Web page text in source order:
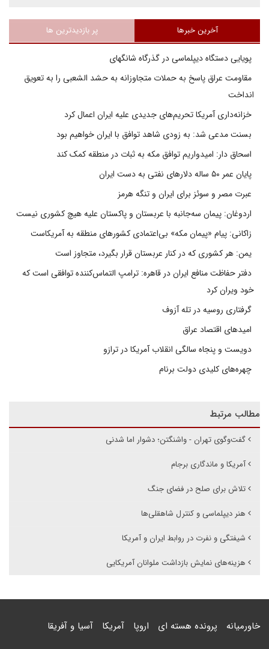
آخرین خبرها پر بازدیدترین ها
پویایی دستگاه دیپلماسی در گذرگاه شانگهای
مقاومت عراق پاسخ به حملات متجاوزانه به حشد الشعبی را به تعویق
انداخت
خزانه‌داری آمریکا تحریم‌های جدیدی علیه ایران اعمال کرد
بسنت مدعی شد: به زودی شاهد توافق با ایران خواهیم بود
اسحاق دار: امیدواریم توافق مکه به ثبات در منطقه کمک کند
پایان عمر ۵۰ ساله دلارهای نفتی به دست ایران
عبرت مصر و سوئز برای ایران و تنگه هرمز
اردوغان: پیمان سه‌جانبه با عربستان و پاکستان علیه هیچ کشوری نیست
زاکانی: پیام «پیمان مکه» بی‌اعتمادی کشورهای منطقه به آمریکاست
یمن: هر کشوری که در کنار عربستان قرار بگیرد، متجاوز است
دفتر حفاظت منافع ایران در قاهره: ترامپ التماس‌کننده توافقی است که
خود ویران کرد
گرفتاری روسیه در تله آزوف
امیدهای اقتصاد عراق
دویست و پنجاه سالگی انقلاب آمریکا در ترازو
چهره‌های کلیدی دولت برنام
مطالب مرتبط
گفت‌وگوی تهران - واشنگتن؛ دشوار اما شدنی
آمریکا و ماندگاری برجام
تلاش برای صلح در فضای جنگ
هنر دیپلماسی و کنترل شاهقلی‌ها
شیفتگی و نفرت در روابط ایران و آمریکا
هزینه‌های نمایش بازداشت ملوانان آمریکایی
خاورمیانه پرونده هسته ای اروپا آمریکا آسیا و آفریقا